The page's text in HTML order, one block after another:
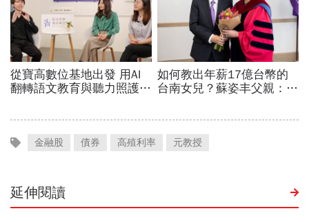
金融股 債券 高殖利率 元教授
延伸閱讀